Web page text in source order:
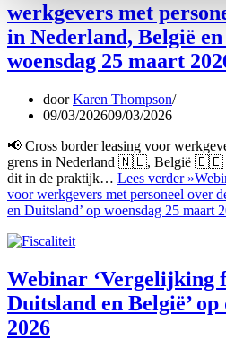
werkgevers met
in Nederland, België
woensdag 25 maart
doorKaren Thompson
09/03/202609/03/2026
📢 Cross border leasing voor
grens in Nederland 🇳🇱, België
dit in de praktijk… Lees verder »
voor werkgevers met personeel over
en Duitsland’ op woensdag 25 maart
Webinar ‘Vergelijking
Duitsland en België’
2026